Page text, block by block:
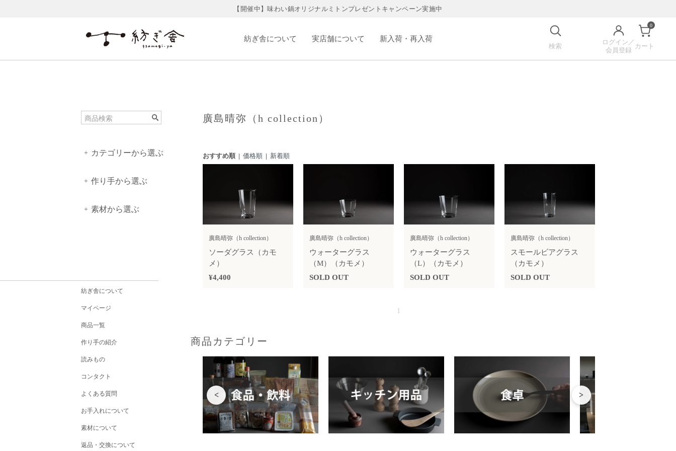
【開催中】味わい鍋オリジナルミトンプレゼントキャンペーン実施中
紡ぎ舎について 実店舗について 新入荷・再入荷
ログイン／
会員登録
0
カート
検索
+ カテゴリーから選ぶ
+ 作り手から選ぶ
+ 素材から選ぶ
紡ぎ舎について
マイページ
商品一覧
作り手の紹介
読みもの
コンタクト
よくある質問
お手入れについて
素材について
返品・交換について
廣島晴弥（h collection）
おすすめ順 |価格順 | 新着順
廣島晴弥（h collection）
ソーダグラス（カモ
メ）
¥4,400
廣島晴弥（h collection）
ウォーターグラス
（M）（カモメ）
SOLD OUT
廣島晴弥（h collection）
ウォーターグラス
（L）（カモメ）
SOLD OUT
廣島晴弥（h collection）
スモールビアグラス
（カモメ）
SOLD OUT
1
商品カテゴリー
< >